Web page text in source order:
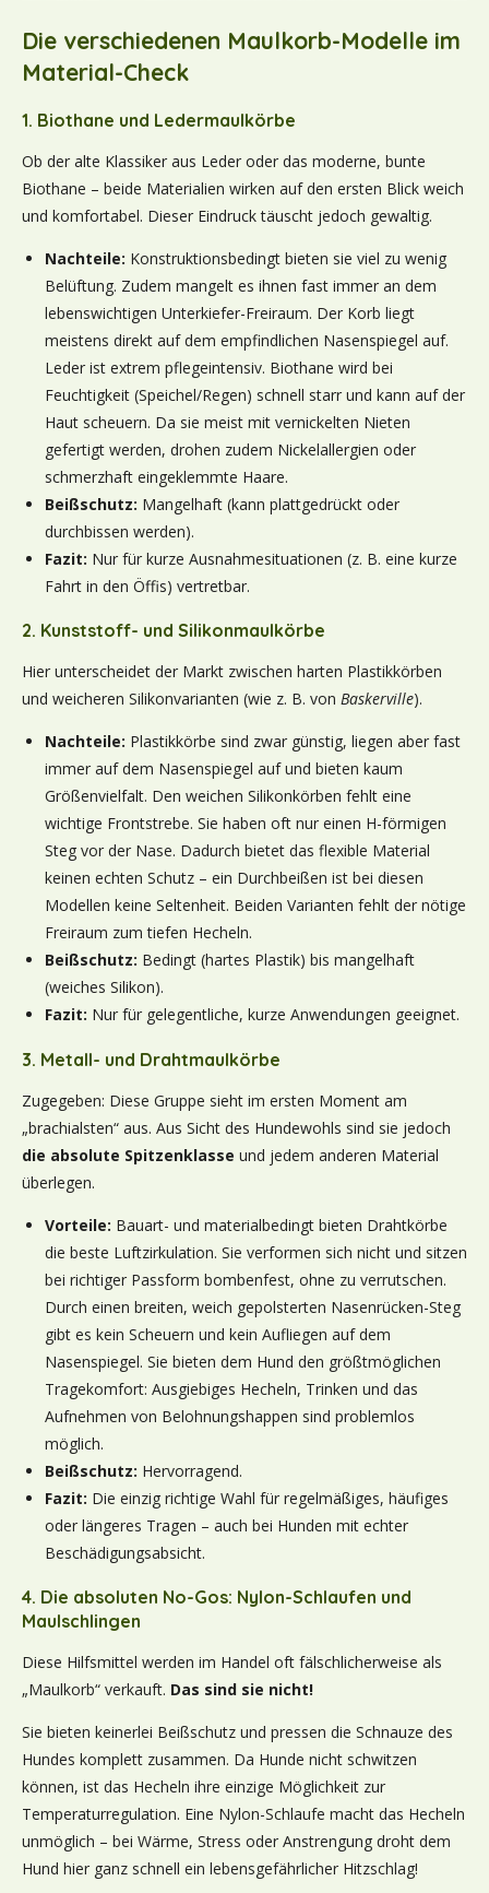
Die verschiedenen Maulkorb-Modelle im
Material-Check
1. Biothane und Ledermaulkörbe
Ob der alte Klassiker aus Leder oder das moderne, bunte
Biothane – beide Materialien wirken auf den ersten Blick weich
und komfortabel. Dieser Eindruck täuscht jedoch gewaltig.
Nachteile: Konstruktionsbedingt bieten sie viel zu wenig
Belüftung. Zudem mangelt es ihnen fast immer an dem
lebenswichtigen Unterkiefer-Freiraum. Der Korb liegt
meistens direkt auf dem empfindlichen Nasenspiegel auf.
Leder ist extrem pflegeintensiv. Biothane wird bei
Feuchtigkeit (Speichel/Regen) schnell starr und kann auf der
Haut scheuern. Da sie meist mit vernickelten Nieten
gefertigt werden, drohen zudem Nickelallergien oder
schmerzhaft eingeklemmte Haare.
Beißschutz: Mangelhaft (kann plattgedrückt oder
durchbissen werden).
Fazit: Nur für kurze Ausnahmesituationen (z. B. eine kurze
Fahrt in den Öffis) vertretbar.
2. Kunststoff- und Silikonmaulkörbe
Hier unterscheidet der Markt zwischen harten Plastikkörben
und weicheren Silikonvarianten (wie z. B. von Baskerville).
Nachteile: Plastikkörbe sind zwar günstig, liegen aber fast
immer auf dem Nasenspiegel auf und bieten kaum
Größenvielfalt. Den weichen Silikonkörben fehlt eine
wichtige Frontstrebe. Sie haben oft nur einen H-förmigen
Steg vor der Nase. Dadurch bietet das flexible Material
keinen echten Schutz – ein Durchbeißen ist bei diesen
Modellen keine Seltenheit. Beiden Varianten fehlt der nötige
Freiraum zum tiefen Hecheln.
Beißschutz: Bedingt (hartes Plastik) bis mangelhaft
(weiches Silikon).
Fazit: Nur für gelegentliche, kurze Anwendungen geeignet.
3. Metall- und Drahtmaulkörbe
Zugegeben: Diese Gruppe sieht im ersten Moment am
„brachialsten“ aus. Aus Sicht des Hundewohls sind sie jedoch
die absolute Spitzenklasse und jedem anderen Material
überlegen.
Vorteile: Bauart- und materialbedingt bieten Drahtkörbe
die beste Luftzirkulation. Sie verformen sich nicht und sitzen
bei richtiger Passform bombenfest, ohne zu verrutschen.
Durch einen breiten, weich gepolsterten Nasenrücken-Steg
gibt es kein Scheuern und kein Aufliegen auf dem
Nasenspiegel. Sie bieten dem Hund den größtmöglichen
Tragekomfort: Ausgiebiges Hecheln, Trinken und das
Aufnehmen von Belohnungshappen sind problemlos
möglich.
Beißschutz: Hervorragend.
Fazit: Die einzig richtige Wahl für regelmäßiges, häufiges
oder längeres Tragen – auch bei Hunden mit echter
Beschädigungsabsicht.
4. Die absoluten No-Gos: Nylon-Schlaufen und
Maulschlingen
Diese Hilfsmittel werden im Handel oft fälschlicherweise als
„Maulkorb“ verkauft. Das sind sie nicht!
Sie bieten keinerlei Beißschutz und pressen die Schnauze des
Hundes komplett zusammen. Da Hunde nicht schwitzen
können, ist das Hecheln ihre einzige Möglichkeit zur
Temperaturregulation. Eine Nylon-Schlaufe macht das Hecheln
unmöglich – bei Wärme, Stress oder Anstrengung droht dem
Hund hier ganz schnell ein lebensgefährlicher Hitzschlag!